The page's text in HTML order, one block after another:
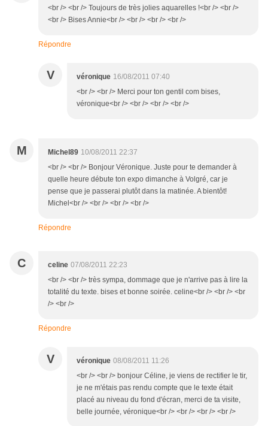
<br /> <br /> Toujours de très jolies aquarelles !<br /> <br />
<br /> Bises Annie<br /> <br /> <br /> <br />
Répondre
V véronique 16/08/2011 07:40
<br /> <br /> Merci pour ton gentil com bises,
véronique<br /> <br /> <br /> <br />
M Michel89 10/08/2011 22:37
<br /> <br /> Bonjour Véronique. Juste pour te demander à
quelle heure débute ton expo dimanche à Volgré, car je
pense que je passerai plutôt dans la matinée. A bientôt!
Michel<br /> <br /> <br /> <br />
Répondre
C celine 07/08/2011 22:23
<br /> <br /> très sympa, dommage que je n'arrive pas à lire la
totalité du texte. bises et bonne soirée. celine<br /> <br /> <br
/> <br />
Répondre
V véronique 08/08/2011 11:26
<br /> <br /> bonjour Céline, je viens de rectifier le tir,
je ne m'étais pas rendu compte que le texte était
placé au niveau du fond d'écran, merci de ta visite,
belle journée, véronique<br /> <br /> <br /> <br />